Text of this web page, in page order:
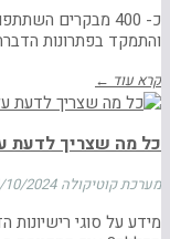
כ- 400 מבקרים
והתמקד בפתרונות הדברה לאדם ולרכושו.
קרא עוד ←
כל מה שצריך לדעת על
מערכת קוטיקולה 10/2024
מידע על סוגי